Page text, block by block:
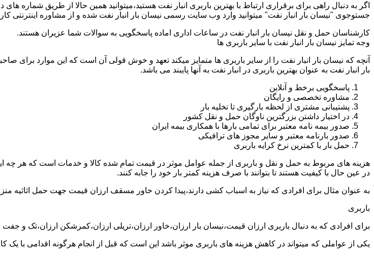
اگر به دنبال راهی برای برقراری ارتباط با بهترین باربری انبار نفت هستید،میتوانید همین حالا از طریق
جستوجوی "نیسان بار انبار نفت" میتوانید وارد وب سایت رسمی نیسان بار انبار نفت شده و از مشاوره اینترنتی
کارشناسان حمل و نقل نیسان بار انبار نفت در ساعات اداری اماده پاسخگویی به سوالات شما عزیران هستند.
وجه تمایز نیسان بار انبار نفت با سایر باربری ها
آنچه که نیسان بار انبار نفت را از سایر باربری ها متمایز میکند تعهد و خوش قولی آن است که این موارد برای
بار انبار نفت به عنوان بهترین باربری در انبار نفت به آنها پایبند می باشد.
پاسخگویی برخط و آنلاین
مشاوره تخصصی و رایگان
پشتیبانی مشتری از لحظه بارگیری تا تخلیه بار
در اختیار داشتن بزرگترین ناوگان حمل و نقل کشور
صدور بیمه نامه معتبر برای تمامی بارها با همکاری بیمه ایران
صدور بارنامه معتبر و سایر مجوز های ترافیکی
حمل بار با کمترین نرخ کرایه باربری
هزینه های مربوط به حمل و نقل و باربری از جمله عوامل موثر در قیمت تمام شده کالا و خدمات است که هر چه این
در عین حال با کیفیت هستند تا بتوانند با صرف هزینه کمتر بار خود را جابه کنند.
به عنوان مثال برای افرادی که نیاز به اسباب کشی دارند،پیدا کردن خاور مسقف ارزان قیمت جهت حمل اثاثیه
باربری
برای افرادی که به دنبال باربری ارزان قیمت،نیسان بار ارزان،خاور ارزان،تریلی ارزان،کمرشکن ارزان،تک و
یکی از عواملی که میتواند در کاهش هزینه های باربری موثر باشد این است که قبل از انجام هرگونه اقدامی با